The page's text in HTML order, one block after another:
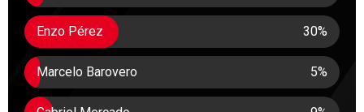
Enzo Pérez 30%
Marcelo Barovero 5%